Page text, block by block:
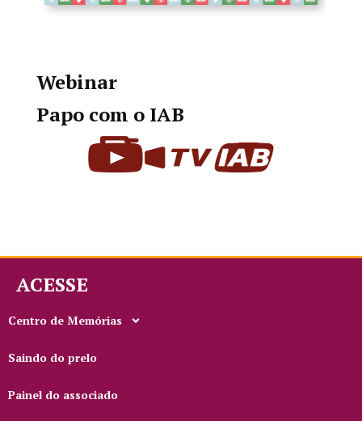
Webinar
Papo com o IAB
ACESSE
Centro de Memórias
Saindo do prelo
Painel do associado